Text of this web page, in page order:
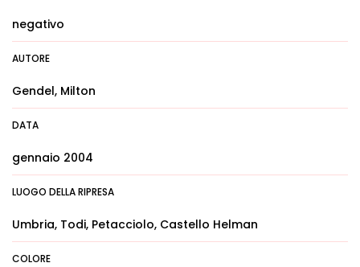
negativo
AUTORE
Gendel, Milton
DATA
gennaio 2004
LUOGO DELLA RIPRESA
Umbria, Todi, Petacciolo, Castello Helman
COLORE